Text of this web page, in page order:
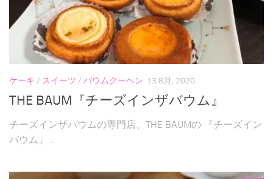
カフェ
バウムクーヘン
パンケーキ
和菓子
自作
お問い合わせフォーム
ケーキ / スイーツ / バウムクーヘン 13 8月, 2020
THE BAUM『チーズインザバウム』
チーズインザバウムの専門店、THE BAUMの 『チーズイン
バウム』...